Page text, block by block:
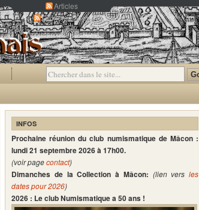
Articles
Commentaires
INFOS
Prochaine réunion du club numismatique de Mâcon :
lundi 21 septembre 2026 à 17h00.
(voir pagecontact)
Dimanches de la Collection à Mâcon: (lien vers les
dates pour 2026)
2026 : Le club Numismatique a 50 ans !